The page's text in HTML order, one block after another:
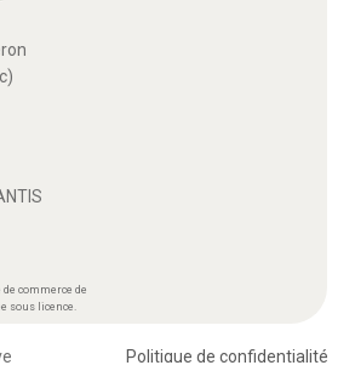
commerce de
sous licence.
Politique de confidentialité